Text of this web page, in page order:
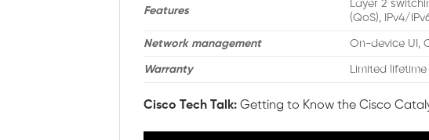
Features
Layer 2
(QoS), IPv4/
Network management On-device UI,
Warranty Limited
Cisco Tech Talk: Getting to Know the Cisco